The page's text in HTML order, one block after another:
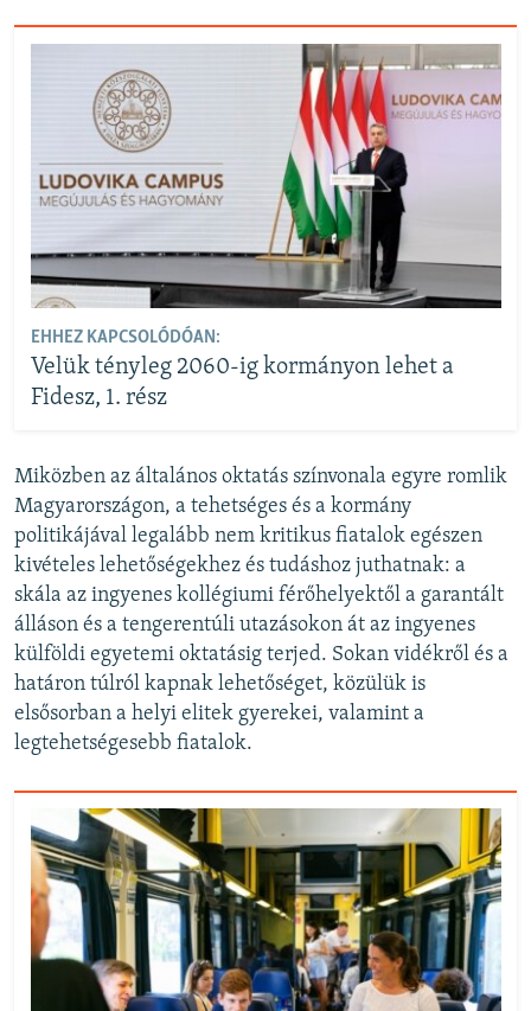
EHHEZ KAPCSOLÓDÓAN:
Velük tényleg 2060-ig kormányon lehet a
Fidesz, 1. rész
Miközben az általános oktatás színvonala egyre romlik
Magyarországon, a tehetséges és a kormány
politikájával legalább nem kritikus fiatalok egészen
kivételes lehetőségekhez és tudáshoz juthatnak: a
skála az ingyenes kollégiumi férőhelyektől a garantált
álláson és a tengerentúli utazásokon át az ingyenes
külföldi egyetemi oktatásig terjed. Sokan vidékről és a
határon túlról kapnak lehetőséget, közülük is
elsősorban a helyi elitek gyerekei, valamint a
legtehetségesebb fiatalok.